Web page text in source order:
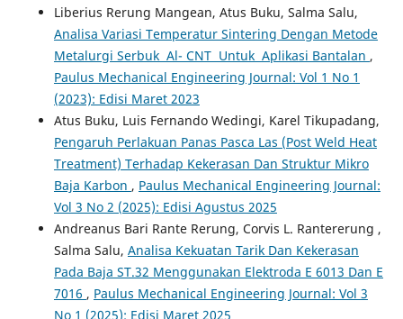
Liberius Rerung Mangean, Atus Buku, Salma Salu,
Analisa Variasi Temperatur Sintering Dengan Metode
Metalurgi Serbuk Al- CNT Untuk Aplikasi Bantalan ,
Paulus Mechanical Engineering Journal: Vol 1 No 1
(2023): Edisi Maret 2023
Atus Buku, Luis Fernando Wedingi, Karel Tikupadang,
Pengaruh Perlakuan Panas Pasca Las (Post Weld Heat
Treatment) Terhadap Kekerasan Dan Struktur Mikro
Baja Karbon , Paulus Mechanical Engineering Journal:
Vol 3 No 2 (2025): Edisi Agustus 2025
Andreanus Bari Rante Rerung, Corvis L. Rantererung ,
Salma Salu, Analisa Kekuatan Tarik Dan Kekerasan
Pada Baja ST.32 Menggunakan Elektroda E 6013 Dan E
7016 , Paulus Mechanical Engineering Journal: Vol 3
No 1 (2025): Edisi Maret 2025